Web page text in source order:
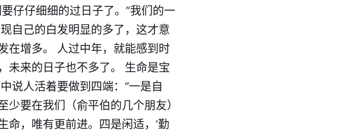
仔仔细细的过日子了。”我们的一
自己的白发明显的多了，这才意
在增多。 人过中年，就能感到时
未来的日子也不多了。 生命是宝
说人活着要做到四端：“一是自
要在我们（俞平伯的几个朋友）
，唯有更前进。四是闲适，‘勤